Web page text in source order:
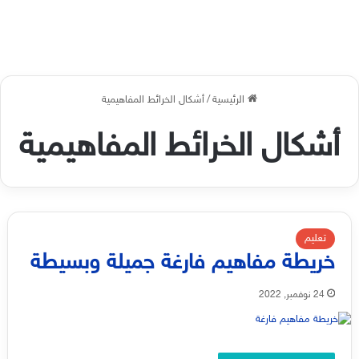
الرئيسية/أشكال الخرائط المفاهيمية
أشكال الخرائط المفاهيمية
تعليم
خريطة مفاهيم فارغة جميلة وبسيطة
24 نوفمبر, 2022